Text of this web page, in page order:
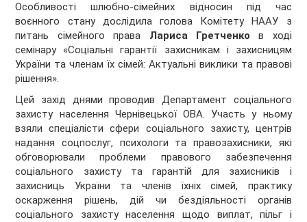
Особливості шлюбно-сімейних відносин під час
воєнного стану дослідила голова Комітету НААУ з
питань сімейного права Лариса Гретченко в ході
семінару «Соціальні гарантії захисникам і захисницям
України та членам їх сімей: Актуальні виклики та правові
рішення».
Цей захід днями проводив Департамент соціального
захисту населення Чернівецької ОВА. Участь у ньому
взяли спеціалісти сфери соціального захисту, центрів
надання соцпослуг, психологи та правозахисники, які
обговорювали проблеми правового забезпечення
соціального захисту та гарантій для захисників і
захисниць України та членів їхніх сімей, практику
оскарження рішень, дій чи бездіяльності органів
соціального захисту населення щодо виплат, пільг і